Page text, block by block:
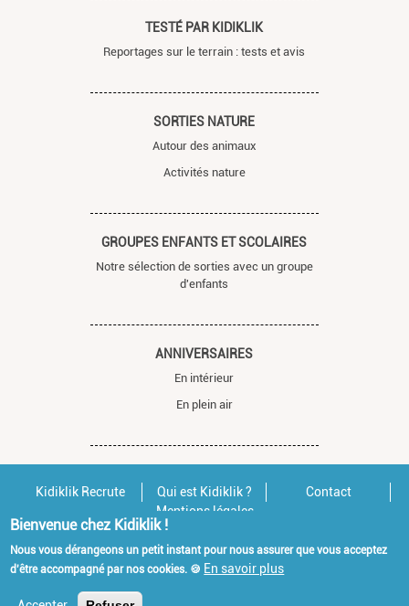
TESTÉ PAR KIDIKLIK
Reportages sur le terrain : tests et avis
SORTIES NATURE
Autour des animaux
Activités nature
GROUPES ENFANTS ET SCOLAIRES
Notre sélection de sorties avec un groupe
d'enfants
ANNIVERSAIRES
En intérieur
En plein air
Kidiklik Recrute Qui est Kidiklik ?
Contact
Mentions légales
Bienvenue chez Kidiklik !
Nous vous dérangeons un petit instant pour nous assurer que vous acceptez
d'être accompagné par nos cookies. 🍪 En savoir plus